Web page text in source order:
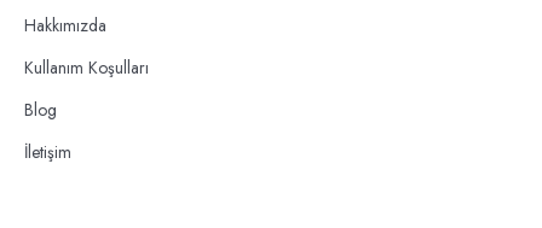
Hakkımızda
Kullanım Koşulları
Blog
İletişim